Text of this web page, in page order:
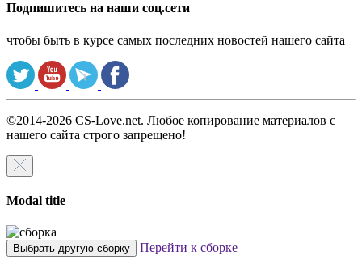
Подпишитесь на наши соц.сети
чтобы быть в курсе самых последних новостей нашего сайта
©2014-2026 CS-Love.net. Любое копирование материалов с
нашего сайта строго запрещено!
Modal title
Выбрать другую сборку Перейти к сборке